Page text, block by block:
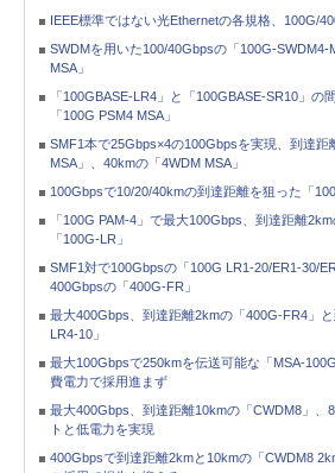
IEEE標準ではない光Ethernetの各規格、100G/
SWDMを用いた100/40Gbpsの「100G-SWDM4-
MSA」
「100GBASE-LR4」と「100GBASE-SR10」の
「100G PSM4 MSA」
SMF1本で25Gbps×4の100Gbpsを実現、到達距
MSA」、40kmの「4WDM MSA」
100Gbpsで10/20/40kmの到達距離を狙った「
「100G PAM-4」で最大100Gbps、到達距離
「100G-LR」
SMF1対で100Gbpsの「100G LR1-20/ER1-30/
400Gbpsの「400G-FR」
最大400Gbps、到達距離2kmの「400G-FR4」
LR4-10」
最大100Gbpsで250kmを伝送可能な「MSA-
費電力で採用進まず
最大400Gbps、到達距離10kmの「CWDM8」、
トと低電力を実現
400Gbpsで到達距離2kmと10kmの「CWDM8